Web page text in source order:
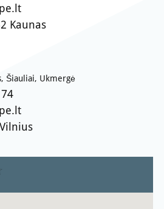
Kaunas
Šiauliai, Ukmergė